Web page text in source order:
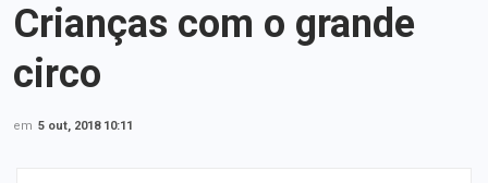
Crianças com o grande
circo
em 5 out, 2018 10:11